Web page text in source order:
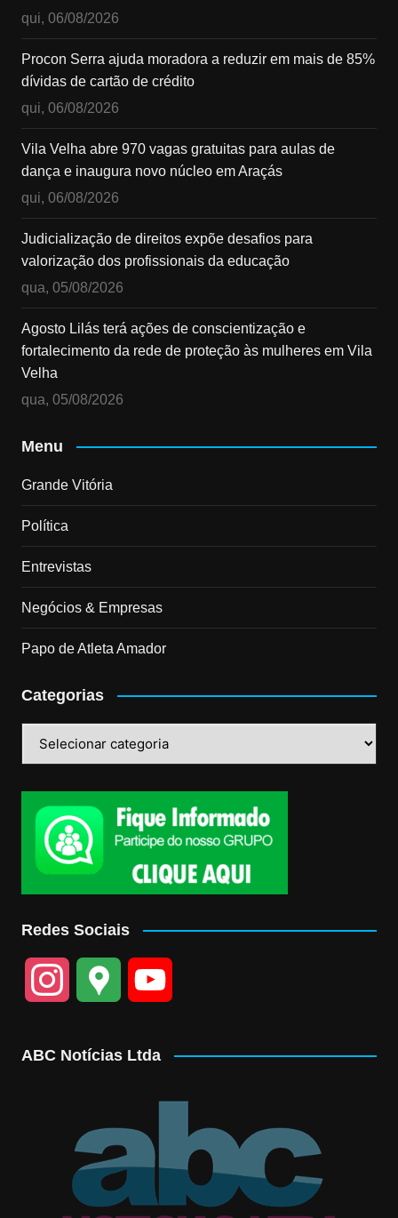
qui, 06/08/2026
Procon Serra ajuda moradora a reduzir em mais de 85%
dívidas de cartão de crédito
qui, 06/08/2026
Vila Velha abre 970 vagas gratuitas para aulas de
dança e inaugura novo núcleo em Araçás
qui, 06/08/2026
Judicialização de direitos expõe desafios para
valorização dos profissionais da educação
qua, 05/08/2026
Agosto Lilás terá ações de conscientização e
fortalecimento da rede de proteção às mulheres em Vila
Velha
qua, 05/08/2026
Menu
Grande Vitória
Política
Entrevistas
Negócios & Empresas
Papo de Atleta Amador
Categorias
Redes Sociais
a
g
l
e b
ABC Notícias Ltda